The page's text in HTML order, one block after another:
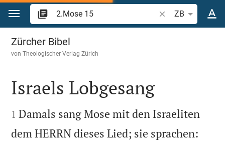
Zum Inhalt springen
Bibelstelle oder
ZB
2.Mose 15
Zürcher Bibel
vonTheologischer Verlag Zürich

Israels Lobgesang

1 Damals sang Mose mit den Israeliten
dem HERRN dieses Lied; sie sprachen: